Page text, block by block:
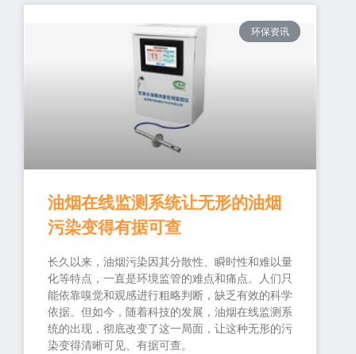
环保资讯
油烟在线监测系统让无形的油烟
污染变得有据可查
长久以来，油烟污染因其分散性、瞬时性和难以量
化等特点，一直是环境监管的难点和痛点。人们只
能依靠嗅觉和观感进行粗略判断，缺乏有效的科学
依据。但如今，随着科技的发展，油烟在线监测系
统的出现，彻底改变了这一局面，让这种无形的污
染变得清晰可见、有据可查。